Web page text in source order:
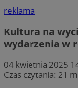
reklama
Kultura na
wydarzenia w
04 kwietnia 2025
Czas czytania: 21